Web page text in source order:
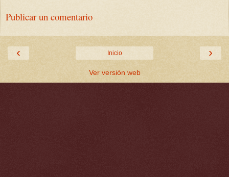
Publicar un comentario
‹ ›
Inicio
Ver versión web